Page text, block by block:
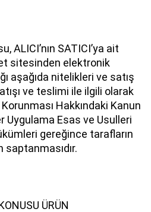
ALICI’nın SATICI’ya ait
sitesinden elektronik
aşağıda nitelikleri ve satış
ve teslimi ile ilgili olarak
Hakkındaki Kanun
Uygulama Esas ve Usulleri
gereğince tarafların
ÜRÜN